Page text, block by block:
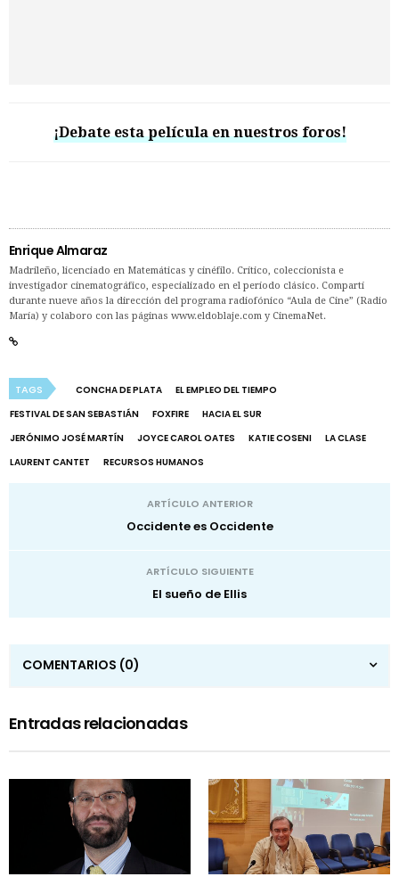
¡Debate esta película en nuestros foros!
Enrique Almaraz
Madrileño, licenciado en Matemáticas y cinéfilo. Crítico, coleccionista e
investigador cinematográfico, especializado en el período clásico. Compartí
durante nueve años la dirección del programa radiofónico “Aula de Cine” (Radio
María) y colaboro con las páginas www.eldoblaje.com y CinemaNet.
TAGS CONCHA DE PLATA
EL EMPLEO DEL TIEMPO
FESTIVAL DE SAN SEBASTIÁN
FOXFIRE
HACIA EL SUR
JERÓNIMO JOSÉ MARTÍN
JOYCE CAROL OATES KATIE COSENI
LA CLASE
LAURENT CANTET
RECURSOS HUMANOS
ARTÍCULO ANTERIOR
Occidente es Occidente
ARTÍCULO SIGUIENTE
El sueño de Ellis
COMENTARIOS (0)
Entradas relacionadas